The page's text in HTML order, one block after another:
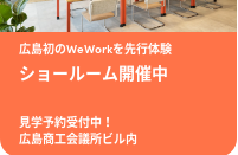
広島初のWeWorkを先行体験
ショールーム開催中
見学予約受付中！
広島商工会議所ビル内